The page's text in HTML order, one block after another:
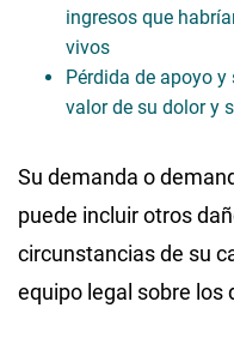
ingresos que
vivos
Pérdida de apoyo y
valor de su dolor y
Su demanda o
puede incluir otros
circunstancias de su
equipo legal sobre los